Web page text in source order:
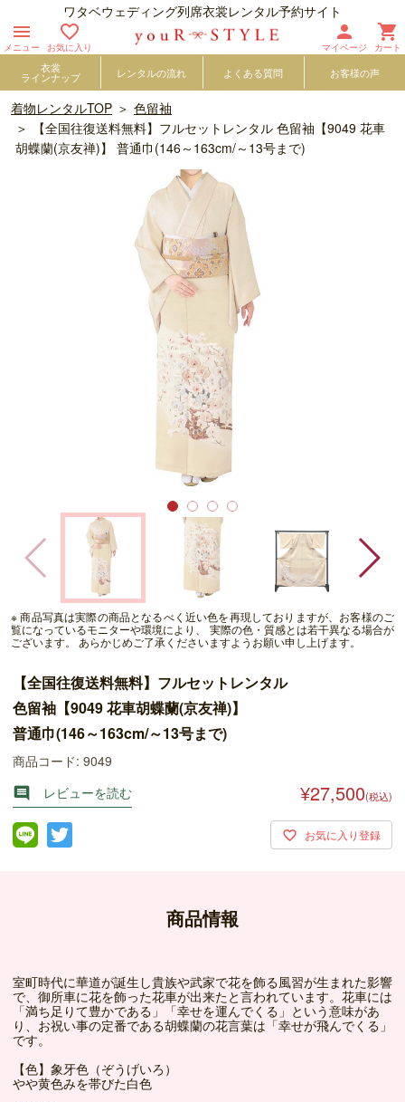
ワタベウェディング列席衣裳レンタル予約サイト

メニュー

お気に入り

マイページ

カート
衣裳
ラインナップ レンタルの流れ よくある質問 お客様の声
着物レンタルTOP
色留袖
【全国往復送料無料】フルセットレンタル 色留袖【9049 花車
胡蝶蘭(京友禅)】 普通巾(146～163cm/～13号まで)
※ 商品写真は実際の商品となるべく近い色を再現しておりますが、お客様のご
覧になっているモニターや環境により、 実際の色・質感とは若干異なる場合が
ございます。 あらかじめご了承くださいますようお願い申し上げます。
【全国往復送料無料】フルセットレンタル
色留袖【9049 花車胡蝶蘭(京友禅)】
普通巾(146～163cm/～13号まで)
商品コード: 9049

レビューを読む ¥27,500(税込)
商品情報
室町時代に華道が誕生し貴族や武家で花を飾る風習が生まれた影響
で、御所車に花を飾った花車が出来たと言われています。花車には
「満ち足りて豊かである」「幸せを運んでくる」という意味があ
り、お祝い事の定番である胡蝶蘭の花言葉は「幸せが飛んでくる」
です。
【色】象牙色（ぞうげいろ）
やや黄色みを帯びた白色